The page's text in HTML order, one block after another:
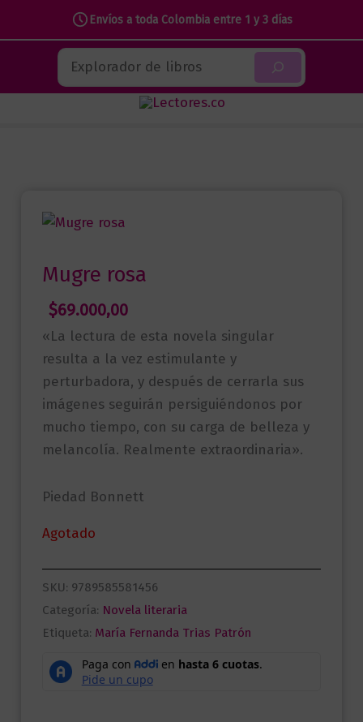
Envíos a toda Colombia entre 1 y 3 días
contenido
Buscar
Mugre rosa
$69.000,00
«La lectura de esta novela singular
resulta a la vez estimulante y
perturbadora, y después de cerrarla sus
imágenes seguirán persiguiéndonos por
mucho tiempo, con su carga de belleza y
melancolía. Realmente extraordinaria».
Piedad Bonnett
Agotado
SKU: 9789585581456
Categoría: Novela literaria
Etiqueta: María Fernanda Trias Patrón